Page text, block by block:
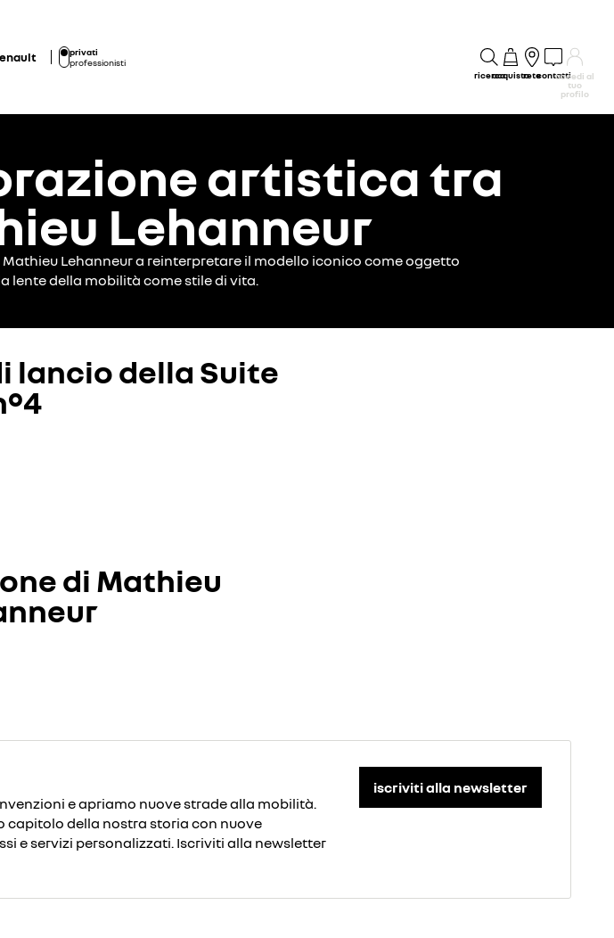
privati
professionisti
ricercaacquistoretecontattiaccedi al
tuo
profilo
artistica tra
Lehanneur
Lehanneur a reinterpretare il modello iconico come oggetto
lente della mobilità come stile di vita.
lancio della Suite
di Mathieu
e apriamo nuove strade alla mobilità.
capitolo della nostra storia con nuove
e servizi personalizzati. Iscriviti alla newsletter
iscriviti alla newsletter